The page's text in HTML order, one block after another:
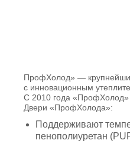
ПрофХолод» —
с инновационным
С 2010 года «ПрофХолод»
Двери «ПрофХолода»:
Поддерживают
пенополиуретан